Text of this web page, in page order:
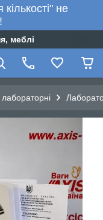
не
меблі
лабораторні